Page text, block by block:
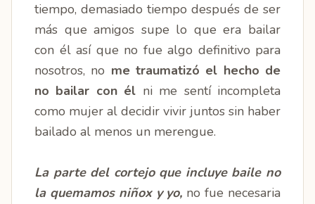
tiempo, demasiado tiempo después de ser
más que amigos supe lo que era bailar
con él así que no fue algo definitivo para
nosotros, no me traumatizó el hecho de
no bailar con él ni me sentí incompleta
como mujer al decidir vivir juntos sin haber
bailado al menos un merengue.
La parte del cortejo que incluye baile no
la quemamos niñox y yo, no fue necesaria